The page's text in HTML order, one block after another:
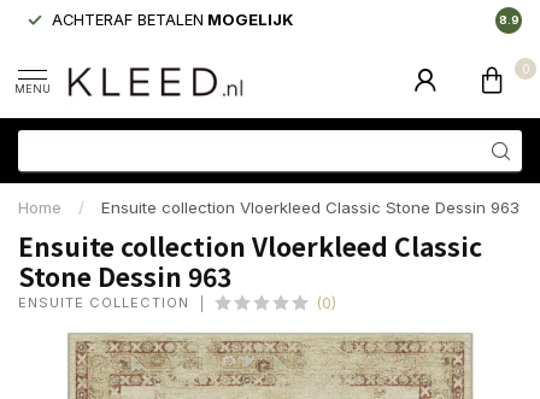
ACHTERAF BETALEN MOGELIJK 8.9
MENU
0
Home / Ensuite collection Vloerkleed Classic Stone Dessin 963
Ensuite collection Vloerkleed Classic
Stone Dessin 963
ENSUITE COLLECTION (0)